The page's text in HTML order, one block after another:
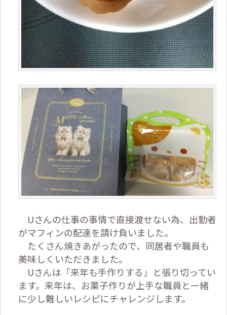
Uさんの仕事の事情で直接渡せない為、出勤者
がマフィンの配達を請け負いました。
たくさん焼きあがったので、同居者や職員も
美味しくいただきました。
Uさんは「来年も手作りする」と張り切ってい
ます。来年は、お菓子作りが上手な職員と一緒
に少し難しいレシピにチャレンジします。